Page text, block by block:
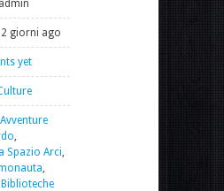
giorni ago
yet
Avventure
Spazio Arci